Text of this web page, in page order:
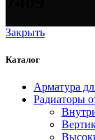
Закрыть
Каталог
Арматура
Радиаторы